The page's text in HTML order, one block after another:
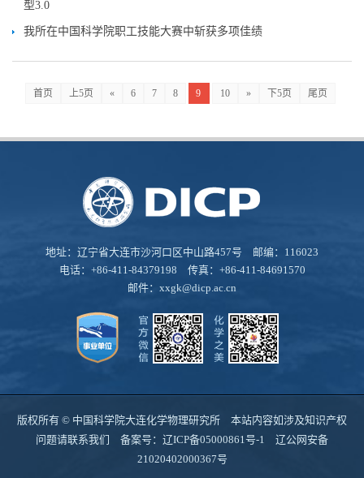
型3.0
我所在中国科学院职工技能大赛中斩获多项佳绩
首页 上5页 « 6 7 8 9 10 » 下5页 尾页
地址：辽宁省大连市沙河口区中山路457号 邮编：116023
电话：+86-411-84379198 传真：+86-411-84691570
邮件： xxgk@dicp.ac.cn
版权所有 © 中国科学院大连化学物理研究所 本站内容如涉及知识产权
问题请联系我们 备案号： 辽ICP备05000861号-1 辽公网安备
21020402000367号